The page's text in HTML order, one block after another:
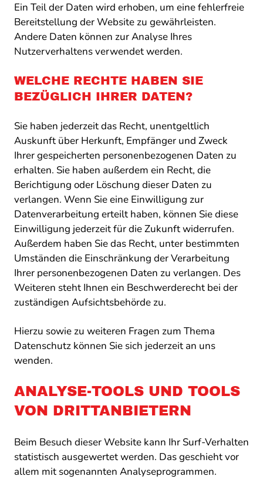
Ein Teil der Daten wird erhoben, um eine fehlerfreie
Bereitstellung der Website zu gewährleisten.
Andere Daten können zur Analyse Ihres
Nutzerverhaltens verwendet werden.
WELCHE RECHTE HABEN SIE
BEZÜGLICH IHRER DATEN?
Sie haben jederzeit das Recht, unentgeltlich
Auskunft über Herkunft, Empfänger und Zweck
Ihrer gespeicherten personenbezogenen Daten zu
erhalten. Sie haben außerdem ein Recht, die
Berichtigung oder Löschung dieser Daten zu
verlangen. Wenn Sie eine Einwilligung zur
Datenverarbeitung erteilt haben, können Sie diese
Einwilligung jederzeit für die Zukunft widerrufen.
Außerdem haben Sie das Recht, unter bestimmten
Umständen die Einschränkung der Verarbeitung
Ihrer personenbezogenen Daten zu verlangen. Des
Weiteren steht Ihnen ein Beschwerderecht bei der
zuständigen Aufsichtsbehörde zu.
Hierzu sowie zu weiteren Fragen zum Thema
Datenschutz können Sie sich jederzeit an uns
wenden.
ANALYSE-TOOLS UND TOOLS
VON DRITT­ANBIETERN
Beim Besuch dieser Website kann Ihr Surf-Verhalten
statistisch ausgewertet werden. Das geschieht vor
allem mit sogenannten Analyseprogrammen.